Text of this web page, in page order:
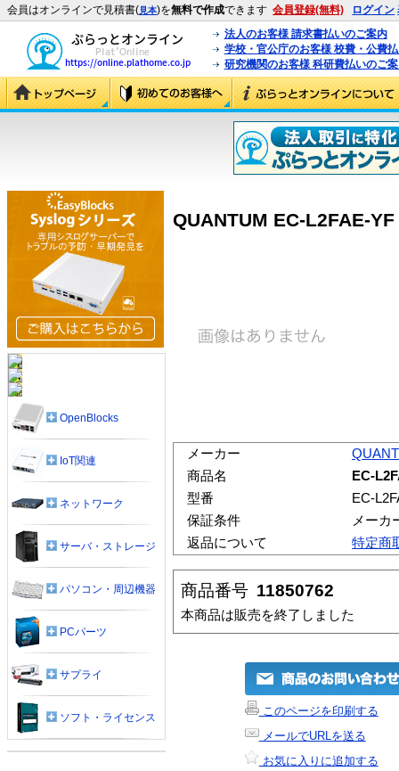
会員はオンラインで見積書(見本)を無料で作成できます 会員登録(無料) ログイン
法人のお客様 請求書払いのご案内
学校・官公庁のお客様 校費・公費
研究機関のお客様 科研費払いのご
QUANTUM EC-L2FAE-
メーカー
商品名
EC-
型番
EC-
保証条件
メーカ
返品について
特定商
商品番号 11850762
本商品は販売を終了しました
このページを印刷する
メールでURLを送る
お気に入りに追加する
OpenBlocks
IoT関連
ネットワーク
サーバ・ストレージ
パソコン・周辺機器
PCパーツ
サプライ
ソフト・ライセンス